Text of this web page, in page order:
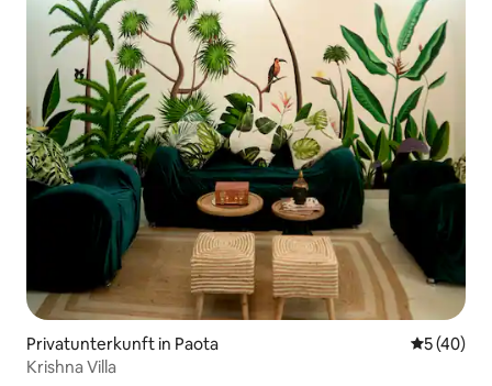
Privatunterkunft in Paota
5 (40)
Krishna Villa